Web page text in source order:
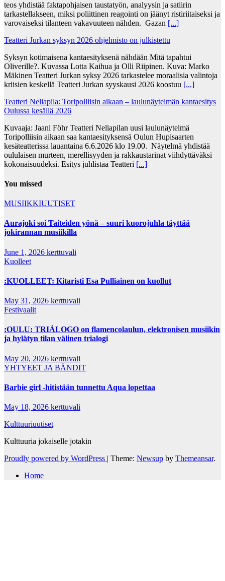
teos yhdistää faktapohjaisen taustatyön, analyysin ja satiirin
tarkastellakseen, miksi poliittinen reagointi on jäänyt ristiriitaiseksi ja
varovaiseksi tilanteen vakavuuteen nähden. Gazan [...]
Teatteri Jurkan syksyn 2026 ohjelmisto on julkistettu
Syksyn kotimaisena kantaesityksenä nähdään Mitä tapahtui
Oliverille?. Kuvassa Lotta Kaihua ja Olli Riipinen. Kuva: Marko
Mäkinen Teatteri Jurkan syksy 2026 tarkastelee moraalisia valintoja
kriisien keskellä Teatteri Jurkan syyskausi 2026 koostuu [...]
Teatteri Neliapila: Toripolliisin aikaan – laulunäytelmän kantaesitys
Oulussa kesällä 2026
Kuvaaja: Jaani Föhr Teatteri Neliapilan uusi laulunäytelmä
Toripolliisin aikaan saa kantaesityksensä Oulun Hupisaarten
kesäteatterissa lauantaina 6.6.2026 klo 19.00. Näytelmä yhdistää
oululaisen murteen, merellisyyden ja rakkaustarinat viihdyttäväksi
kokonaisuudeksi. Esitys juhlistaa Teatteri [...]
You missed
MUSIIKKIUUTISET
Aurajoki soi Taiteiden yönä – suuri kuorojuhla täyttää
jokirannan musiikilla
June 1, 2026 kerttuvali
Kuolleet
:KUOLLEET: Kitaristi Esa Pulliainen on kuollut
May 31, 2026 kerttuvali
Festivaalit
:OULU: TRIÁLOGO on flamencolaulun, elektronisen musiikin
ja hylätyn tilan välinen trialogi
May 20, 2026 kerttuvali
YHTYEET JA BÄNDIT
Barbie girl -hitistään tunnettu Aqua lopettaa
May 18, 2026 kerttuvali
Kulttuuriuutiset
Kulttuuria jokaiselle jotakin
Proudly powered by WordPress | Theme: Newsup by Themeansar.
Home